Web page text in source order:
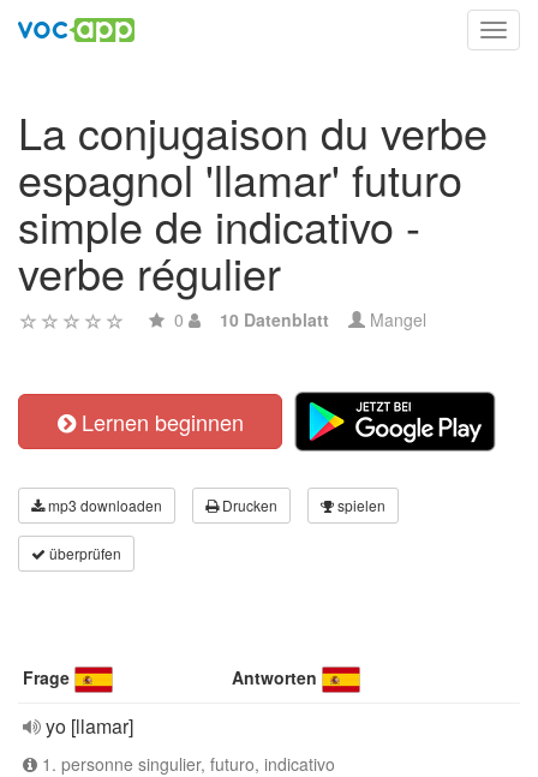
La conjugaison du verbe
espagnol 'llamar' futuro
simple de indicativo -
verbe régulier
0 10 Datenblatt Mangel
Lernen beginnen
mp3 downloaden Drucken spielen
überprüfen
Frage Antworten
yo [llamar]
1. personne singulier, futuro, indicativo